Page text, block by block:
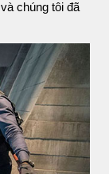
chúng tôi đã